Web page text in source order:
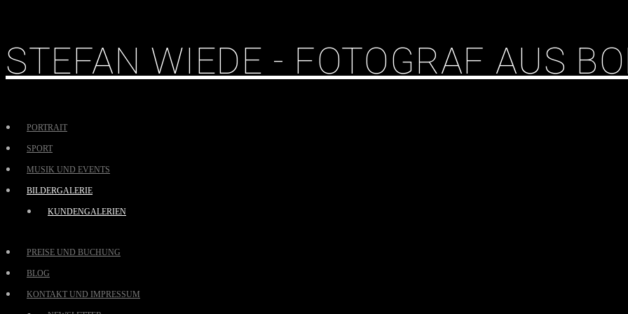
STEFAN WIEDE - FOTOGRAF AUS
PORTRAIT
SPORT
MUSIK UND EVENTS
BILDERGALERIE
KUNDENGALERIEN
PREISE UND BUCHUNG
BLOG
KONTAKT UND IMPRESSUM